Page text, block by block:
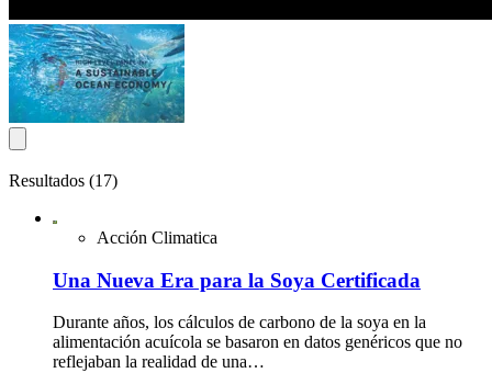
Resultados (17)
Acción Climatica
Una Nueva Era para la Soya Certificada
Durante años, los cálculos de carbono de la soya en la
alimentación acuícola se basaron en datos genéricos que no
reflejaban la realidad de una…